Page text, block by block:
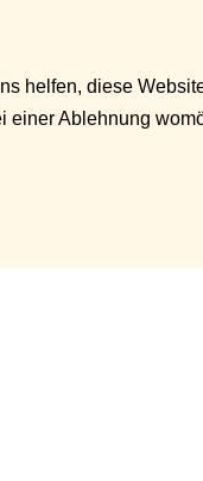
helfen, diese
Ablehnung